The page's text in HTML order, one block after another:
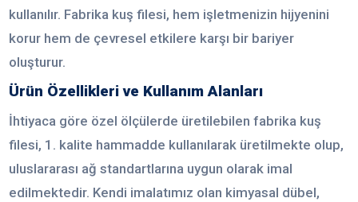
kullanılır. Fabrika kuş filesi, hem işletmenizin hijyenini
korur hem de çevresel etkilere karşı bir bariyer
oluşturur.
Ürün Özellikleri ve Kullanım Alanları
İhtiyaca göre özel ölçülerde üretilebilen fabrika kuş
filesi, 1. kalite hammadde kullanılarak üretilmekte olup,
uluslararası ağ standartlarına uygun olarak imal
edilmektedir. Kendi imalatımız olan kimyasal dübel,